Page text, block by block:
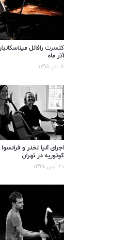
کنسرت رافائل
آذر ماه
۸ آذر ۱۳۹۵
اجرای آنیا لخنر و فرانسوا
کوتوریه در تهران
۲۰ آبان ۱۳۹۵